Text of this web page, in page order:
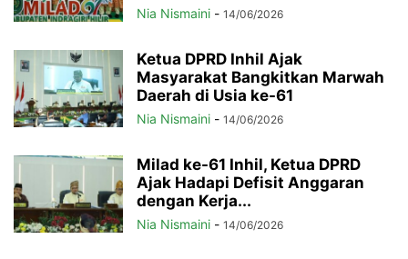
Nia Nismaini - 14/06/2026
Ketua DPRD Inhil Ajak
Masyarakat Bangkitkan Marwah
Daerah di Usia ke-61
Nia Nismaini - 14/06/2026
Milad ke-61 Inhil, Ketua DPRD
Ajak Hadapi Defisit Anggaran
dengan Kerja...
Nia Nismaini - 14/06/2026